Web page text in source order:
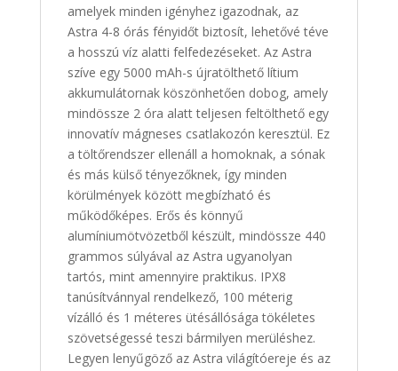
amelyek minden igényhez igazodnak, az
Astra 4-8 órás fényidőt biztosít, lehetővé téve
a hosszú víz alatti felfedezéseket. Az Astra
szíve egy 5000 mAh-s újratölthető lítium
akkumulátornak köszönhetően dobog, amely
mindössze 2 óra alatt teljesen feltölthető egy
innovatív mágneses csatlakozón keresztül. Ez
a töltőrendszer ellenáll a homoknak, a sónak
és más külső tényezőknek, így minden
körülmények között megbízható és
működőképes. Erős és könnyű
alumíniumötvözetből készült, mindössze 440
grammos súlyával az Astra ugyanolyan
tartós, mint amennyire praktikus. IPX8
tanúsítvánnyal rendelkező, 100 méterig
vízálló és 1 méteres ütésállósága tökéletes
szövetségessé teszi bármilyen merüléshez.
Legyen lenyűgöző az Astra világítóereje és az